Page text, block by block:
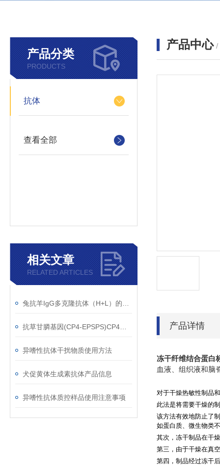
产品分类
PRODUCTS
抗体
查看全部
相关文章
RELATED ARTICLES
异嗜性抗体干扰物质使用方法
犬促黄体生成素抗体产品信息
异嗜性抗体质控样品使用注意事项
产品中心 /
产品详情
冻干纤维结合蛋白
血液、组织液和脑
对于干燥热敏性制品
此法是将需要干燥的
该方法有效地防止了
如蛋白质、微生物类
其次，冻干制品在干
第三，由于干燥在真
第四，制品经过冻干